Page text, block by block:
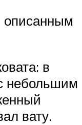
описанным
в
небольшим
вату.